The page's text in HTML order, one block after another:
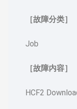
［故障分类］
Job
［故障内容］
HCF2